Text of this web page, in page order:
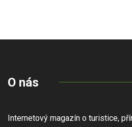
O nás
Internetový magazín o turistice,